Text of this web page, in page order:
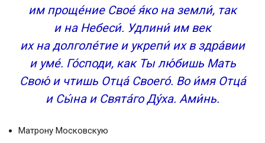
им проще́ние Свое́ я́ко на земли́, так
и на Небеси́. Удлини́ им век
их на долголе́тие и укрепи́ их в здра́вии
и уме́. Го́споди, как Ты лю́бишь Мать
Свою́ и чтишь Отца́ Своего́. Во и́мя Отца́
и Сы́на и Свята́го Ду́ха. Ами́нь.
Матрону Московскую